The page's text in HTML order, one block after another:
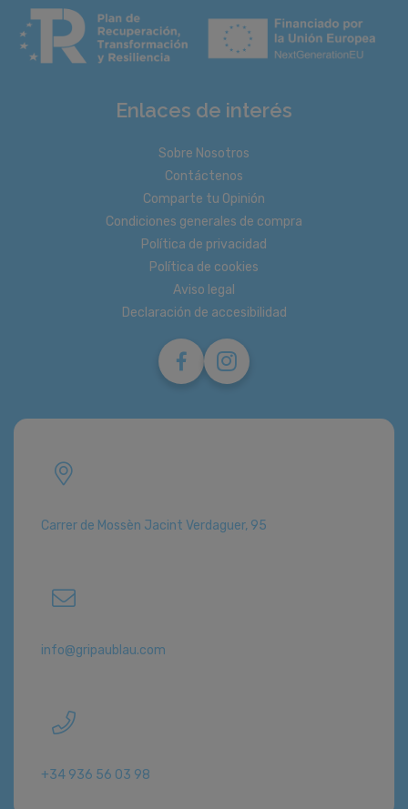
Enlaces de interés
Sobre Nosotros
Contáctenos
Comparte tu Opinión
Condiciones generales de compra
Política de privacidad
Política de cookies
Aviso legal
Declaración de accesibilidad
Carrer de Mossèn Jacint Verdaguer, 95
info@gripaublau.com
+34 936 56 03 98